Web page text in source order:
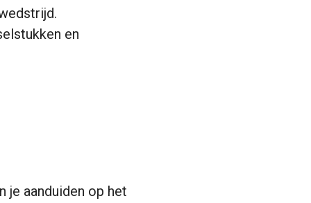
en
je aanduiden op het